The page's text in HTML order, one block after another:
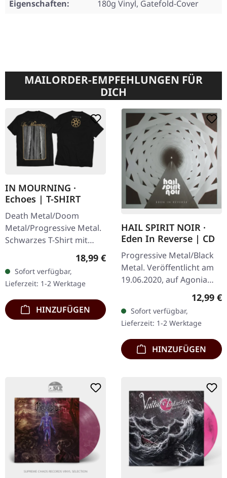
Eigenschaften: 180g Vinyl, Gatefold-Cover
MAILORDER-EMPFEHLUNGEN FÜR
DICH
IN MOURNING ·
Echoes | T-SHIRT
Death Metal/Doom
Metal/Progressive Metal.
Schwarzes T-Shirt mit
exklusivem Design.
Rückseite bedruckt. Fruit
Of The Loom
Valueweight…
Regulärer Preis:
18,99 €
Sofort verfügbar,
Lieferzeit: 1-2 Werktage
HINZUFÜGEN
HAIL SPIRIT NOIR ·
Eden In Reverse | CD
Progressive Metal/Black
Metal. Veröffentlicht am
19.06.2020, auf Agonia
Records. CD im Jewelcase
mit 8-seitigem Booklet.
Die griechische…
12,99 €
Sofort verfügbar,
Lieferzeit: 1-2 Werktage
HINZUFÜGEN